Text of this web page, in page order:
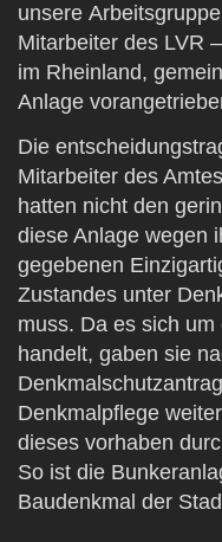
unsere
Mitarbeiter des LVR
im Rheinland,
Anlage
Die
Mitarbeiter des
hatten nicht den
diese Anlage wegen
gegebenen
Zustandes unter
muss. Da es sich
handelt, gaben sie
Denkmalpflege
dieses vorhaben
So ist die
Baudenkmal der